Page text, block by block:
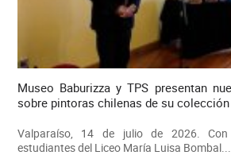
Museo Baburizza y TPS presentan
sobre pintoras chilenas de su colección
Valparaíso, 14 de julio de 2026.
estudiantes del Liceo María Luisa Bombal...